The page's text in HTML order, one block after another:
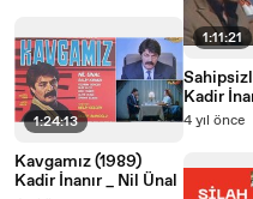
1:24:13
Kavgamız (1989)
Kadir İnanır _ Nil Ünal
1:11:21
Kadir
Güneri
4 yıl önce